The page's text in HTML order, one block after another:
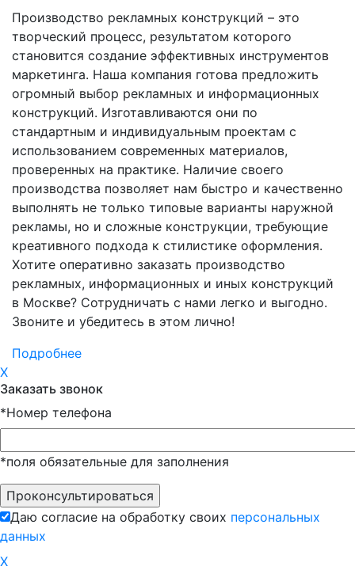
Производство рекламных конструкций – это
творческий процесс, результатом которого
становится создание эффективных инструментов
маркетинга. Наша компания готова предложить
огромный выбор рекламных и информационных
конструкций. Изготавливаются они по
стандартным и индивидуальным проектам с
использованием современных материалов,
проверенных на практике. Наличие своего
производства позволяет нам быстро и качественно
выполнять не только типовые варианты наружной
рекламы, но и сложные конструкции, требующие
креативного подхода к стилистике оформления.
Хотите оперативно заказать производство
рекламных, информационных и иных конструкций
в Москве? Сотрудничать с нами легко и выгодно.
Звоните и убедитесь в этом лично!
Подробнее
X
Заказать звонок
*Номер телефона
*поля обязательные для заполнения
Даю согласие на обработку своих персональных
данных
X